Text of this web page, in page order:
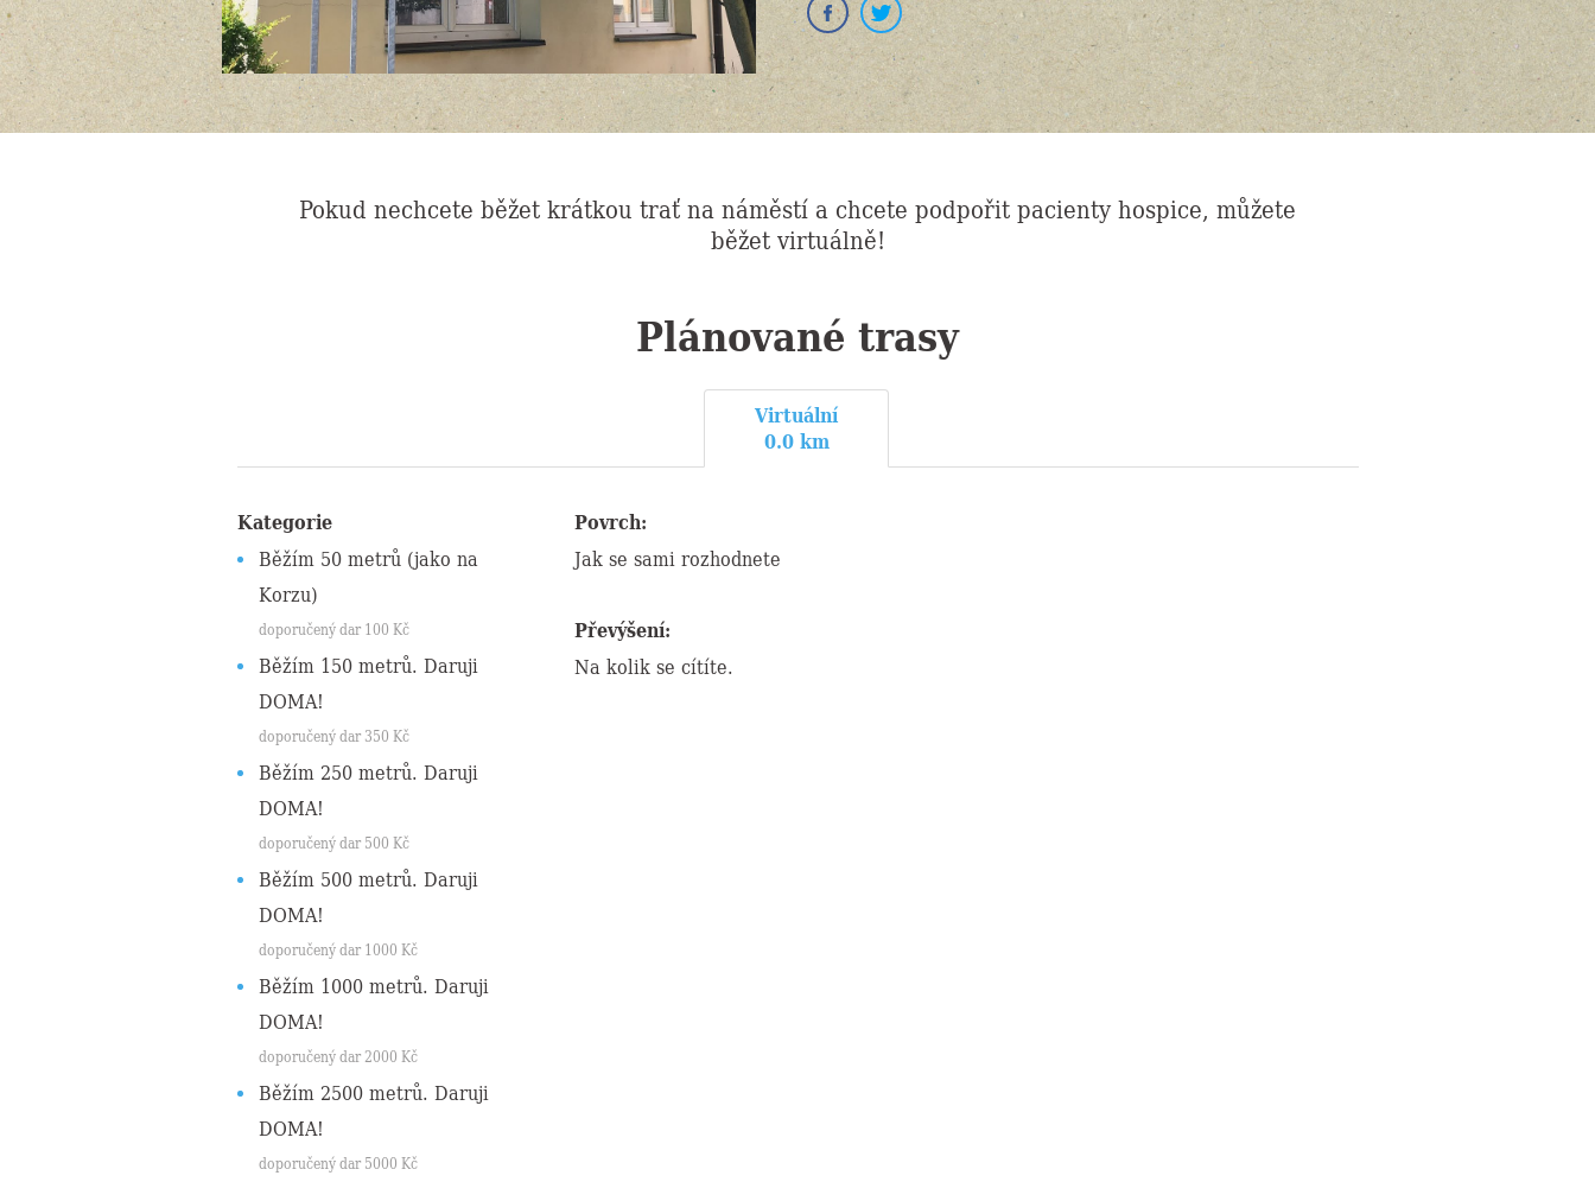
Pokud nechcete běžet krátkou trať na náměstí a chcete podpořit pacienty hospice, můžete
běžet virtuálně!
Plánované trasy
Virtuální
0.0 km
Kategorie
Běžím 50 metrů (jako na
Korzu)
doporučený dar 100 Kč
Běžím 150 metrů. Daruji
DOMA!
doporučený dar 350 Kč
Běžím 250 metrů. Daruji
DOMA!
doporučený dar 500 Kč
Běžím 500 metrů. Daruji
DOMA!
doporučený dar 1000 Kč
Běžím 1000 metrů. Daruji
DOMA!
doporučený dar 2000 Kč
Běžím 2500 metrů. Daruji
DOMA!
doporučený dar 5000 Kč
Povrch:
Jak se sami rozhodnete
Převýšení:
Na kolik se cítíte.